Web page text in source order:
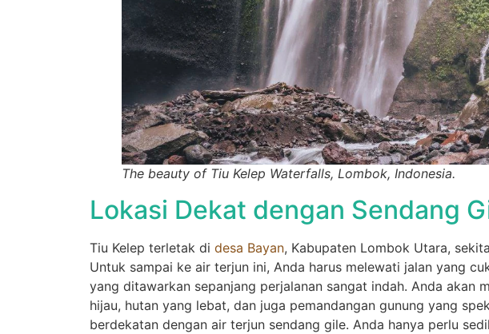
The beauty of Tiu Kelep Waterfalls, Lombok, Indonesia.
Lokasi Dekat dengan Sendang
Tiu Kelep terletak di desa Bayan, Kabupaten Lombok Utara,
Untuk sampai ke air terjun ini, Anda harus melewati jalan yang
yang ditawarkan sepanjang perjalanan sangat indah. Anda akan
hijau, hutan yang lebat, dan juga pemandangan gunung yang
berdekatan dengan air terjun sendang gile. Anda hanya perlu
gilitrawangantourntravel
Juil 10 Juin